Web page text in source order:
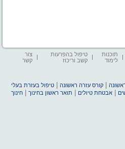
תוכנות
לימוד
טיפול בהפרעות
קשב וריכוז
צור
קשר
|קורס עזרה ראשונה |טיפול בעזרת בעלי
|אבטחת טיולים תואר ראשון בחינוך |חינוך